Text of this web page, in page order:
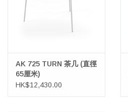
AK 725 TURN 茶几 (直徑
65厘米)
HK$12,430.00